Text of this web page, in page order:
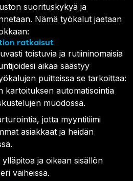
suorituskykyä ja
Nämä työkalut jaetaan
ratkaisut
toistuvia ja rutiininomaisia
aikaa säästyy
puitteissa se tarkoittaa:
kartoituksen automatisointia
muodossa.
jotta myyntitiimi
asiakkaat ja heidän
ja oikean sisällön
vaiheissa.